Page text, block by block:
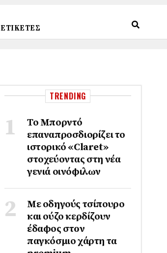
ΕΤΙΚΕΤΕΣ
TRENDING
Το Μπορντό
επαναπροσδιορίζει το
ιστορικό «Claret»
στοχεύοντας στη νέα
γενιά οινόφιλων
Με οδηγούς τσίπουρο
και ούζο κερδίζουν
έδαφος στoν
παγκόσμιο χάρτη τα